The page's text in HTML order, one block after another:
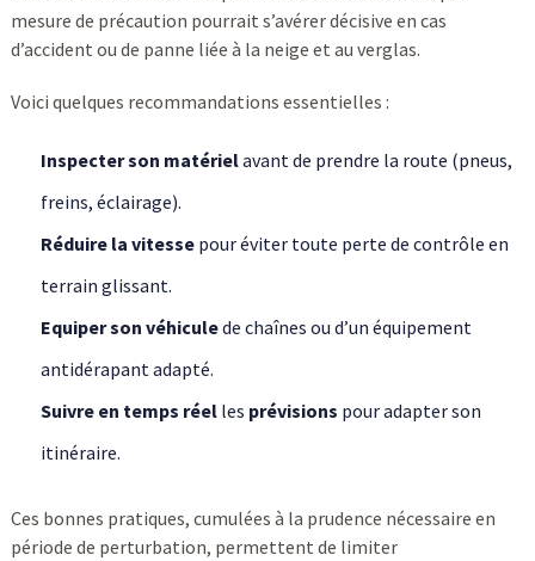
mesure de précaution pourrait s’avérer décisive en cas
d’accident ou de panne liée à la neige et au verglas.
Voici quelques recommandations essentielles :
Inspecter son matérielavant de prendre la route (pneus,
freins, éclairage).
Réduire la vitessepour éviter toute perte de contrôle en
terrain glissant.
Equiper son véhiculede chaînes ou d’un équipement
antidérapant adapté.
Suivre en temps réelles prévisions pour adapter son
itinéraire.
Ces bonnes pratiques, cumulées à la prudence nécessaire en
période de perturbation, permettent de limiter